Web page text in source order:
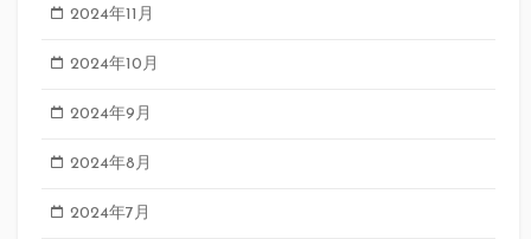
2024年11月
2024年10月
2024年9月
2024年8月
2024年7月